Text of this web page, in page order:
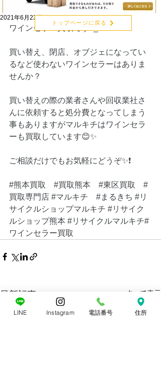
2021年6月23日
ワインセラー買取です^_^
買い替え、閉店、オブジェになってい
るなど使わないワインセラーはありま
せんか？
買い替えの際の業者さんや回収業社さ
んに依頼すると処分費となってしまう
事もありますがマルキチはワインセラ
ーも買取しています😊✨
ご相談だけでもお気軽にどうぞ✨❗️
#熊本買取 #買取熊本 #東区買取
#
買取専門店 #マルキチ #まるきち #リ
サイクルショップマルキチ #リサイク
ルショップ熊本 #リサイクルマルキチ#
ワインセラー買取
最新記事 すべて表示
トップページに戻る
LINE Instagram 電話番号 住所